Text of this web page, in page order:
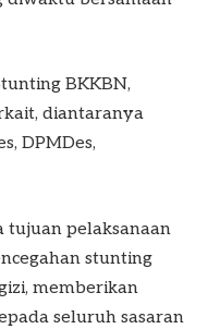
BKKBN,
diantaranya
DPMDes,
tujuan pelaksanaan
stunting
memberikan
seluruh sasaran